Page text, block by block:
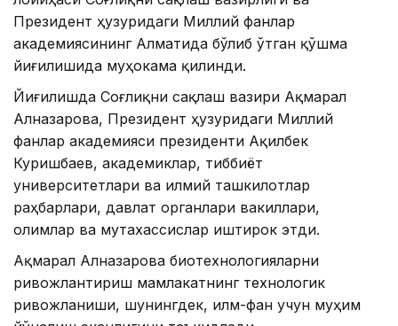
Президент ҳузуридаги Миллий фанлар
академиясининг Алматида бўлиб ўтган қўшма
йиғилишида муҳокама қилинди.
Йиғилишда Соғлиқни сақлаш вазири Ақмарал
Алназарова, Президент ҳузуридаги Миллий
фанлар академияси президенти Ақилбек
Куришбаев, академиклар, тиббиёт
университетлари ва илмий ташкилотлар
раҳбарлари, давлат органлари вакиллари,
олимлар ва мутахассислар иштирок этди.
Ақмарал Алназарова биотехнологияларни
ривожлантириш мамлакатнинг технологик
ривожланиши, шунингдек, илм-фан учун муҳим